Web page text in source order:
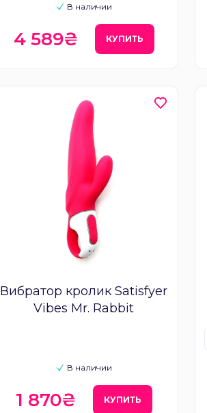
В наличии
4 589₴ КУПИТЬ
Вибратор кролик Satisfyer
Vibes Mr. Rabbit
В наличии
1 870₴ КУПИТЬ